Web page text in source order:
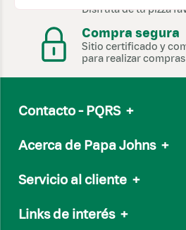
Disfruta de tu pizza
Compra segura
Sitio certificado y
para realizar compras
Contacto - PQRS +
Email
Whatsapp: 315 602 0554
Acerca de Papa Johns +
Nuestra marca
Papa Johns internacional
Servicio al cliente +
Soporte vía Whatsapp
Links de interés +